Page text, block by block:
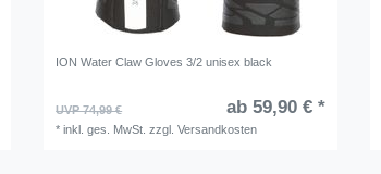
ION Water Claw Gloves 3/2 unisex black
UVP 74,99 € ab 59,90 € *
*inkl. ges. MwSt. zzgl.Versandkosten